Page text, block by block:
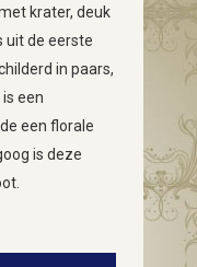
krater, deuk
uit de eerste
in paars,
een
een florale
is deze